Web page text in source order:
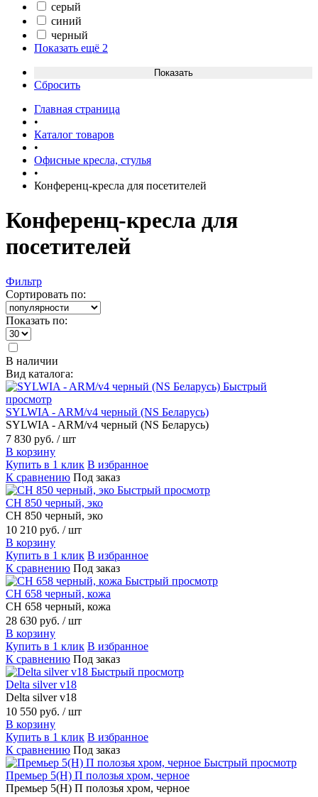
серый
синий
черный
Показать ещё 2
Сбросить
Главная страница
•
Каталог товаров
•
Офисные кресла, стулья
•
Конференц-кресла для посетителей
Конференц-кресла для
посетителей
Фильтр
Сортировать по:
Показать по:
В наличии
Вид каталога:
Быстрый
просмотр
SYLWIA - ARM/v4 черный (NS Беларусь)
SYLWIA - ARM/v4 черный (NS Беларусь)
7 830 руб. / шт
В корзину
Купить в 1 клик В избранное
К сравнению Под заказ
Быстрый просмотр
CH 850 черный, эко
CH 850 черный, эко
10 210 руб. / шт
В корзину
Купить в 1 клик В избранное
К сравнению Под заказ
Быстрый просмотр
CH 658 черный, кожа
CH 658 черный, кожа
28 630 руб. / шт
В корзину
Купить в 1 клик В избранное
К сравнению Под заказ
Быстрый просмотр
Delta silver v18
Delta silver v18
10 550 руб. / шт
В корзину
Купить в 1 клик В избранное
К сравнению Под заказ
Быстрый просмотр
Премьер 5(Н) П полозья хром, черное
Премьер 5(Н) П полозья хром, черное